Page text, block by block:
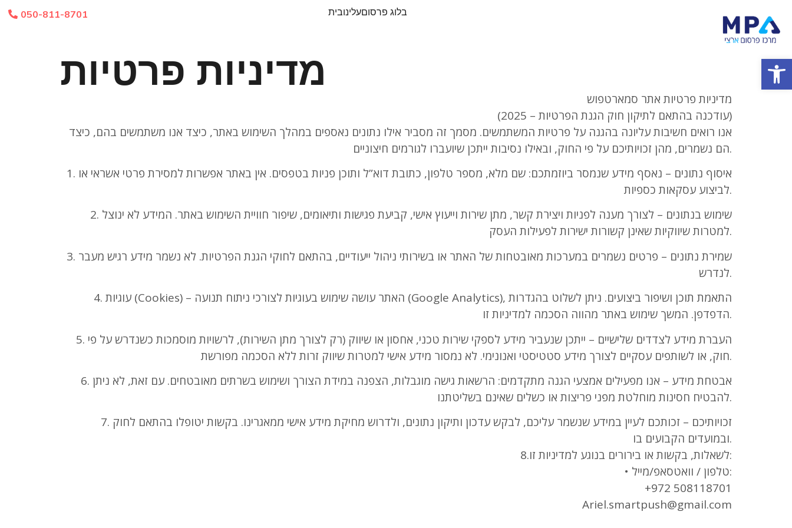
050-811-8701 ביתעלינובלוג פרסום
מדיניות פרטיות
מדיניות פרטיות אתר סמארטפוש
(עודכנה בהתאם לתיקון חוק הגנת הפרטיות – 2025)
אנו רואים חשיבות עליונה בהגנה על פרטיות המשתמשים. מסמך זה מסביר אילו נתונים נאספים במהלך השימוש באתר, כיצד אנו משתמשים בהם, כיצד
הם נשמרים, מהן זכויותיכם על פי החוק, ובאילו נסיבות ייתכן שיועברו לגורמים חיצוניים.
1. איסוף נתונים – נאסף מידע שנמסר ביוזמתכם: שם מלא, מספר טלפון, כתובת דוא”ל ותוכן פניות בטפסים. אין באתר אפשרות למסירת פרטי אשראי או
לביצוע עסקאות כספיות.
2. שימוש בנתונים – לצורך מענה לפניות ויצירת קשר, מתן שירות וייעוץ אישי, קביעת פגישות ותיאומים, שיפור חוויית השימוש באתר. המידע לא ינוצל
למטרות שיווקיות שאינן קשורות ישירות לפעילות העסק.
3. שמירת נתונים – פרטים נשמרים במערכות מאובטחות של האתר או בשירותי ניהול ייעודיים, בהתאם לחוקי הגנת הפרטיות. לא נשמר מידע רגיש מעבר
לנדרש.
4. עוגיות (Cookies) – האתר עושה שימוש בעוגיות לצורכי ניתוח תנועה (Google Analytics), התאמת תוכן ושיפור ביצועים. ניתן לשלוט בהגדרות
הדפדפן. המשך שימוש באתר מהווה הסכמה למדיניות זו.
5. העברת מידע לצדדים שלישיים – ייתכן שנעביר מידע לספקי שירות טכני, אחסון או שיווק (רק לצורך מתן השירות), לרשויות מוסמכות כשנדרש על פי
חוק, או לשותפים עסקיים לצורך מידע סטטיסטי ואנונימי. לא נמסור מידע אישי למטרות שיווק זרות ללא הסכמה מפורשת.
6. אבטחת מידע – אנו מפעילים אמצעי הגנה מתקדמים: הרשאות גישה מוגבלות, הצפנה במידת הצורך ושימוש בשרתים מאובטחים. עם זאת, לא ניתן
להבטיח חסינות מוחלטת מפני פריצות או כשלים שאינם בשליטתנו.
7. זכויותיכם – זכותכם לעיין במידע שנשמר עליכם, לבקש עדכון ותיקון נתונים, ולדרוש מחיקת מידע אישי ממאגרינו. בקשות יטופלו בהתאם לחוק
ובמועדים הקבועים בו.
8.לשאלות, בקשות או בירורים בנוגע למדיניות זו:
• טלפון / וואטסאפ/מייל:
+972 508118701
Ariel.smartpush@gmail.com